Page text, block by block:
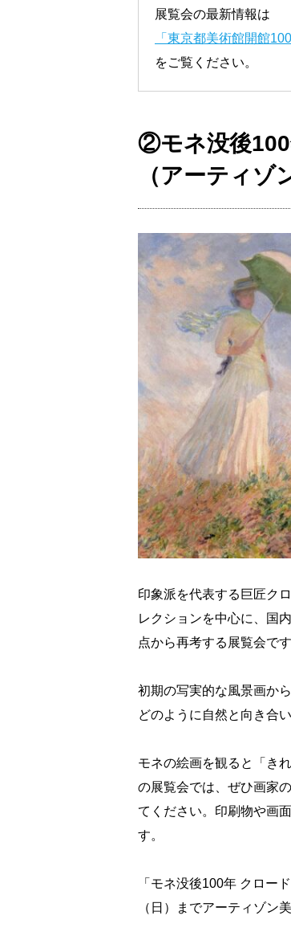
展覧会の最新情報は
「東京都美術館開館
をご覧ください。
②モネ没後100
（アーティゾ
印象派を代表する巨匠ク
レクションを中心に、国
点から再考する展覧会です
初期の写実的な風景画か
どのように自然と向き合
モネの絵画を観ると「き
の展覧会では、ぜひ画家
てください。印刷物や画
す。
「モネ没後100年 クロー
（日）までアーティゾン